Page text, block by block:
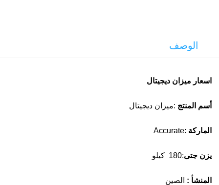
الوصف
اسعار ميزان ديجيتال
أسم المنتج :ميزان ديجيتال
الماركة :Accurate
يزن جتى:180 كيلو
المنشأ : الصين